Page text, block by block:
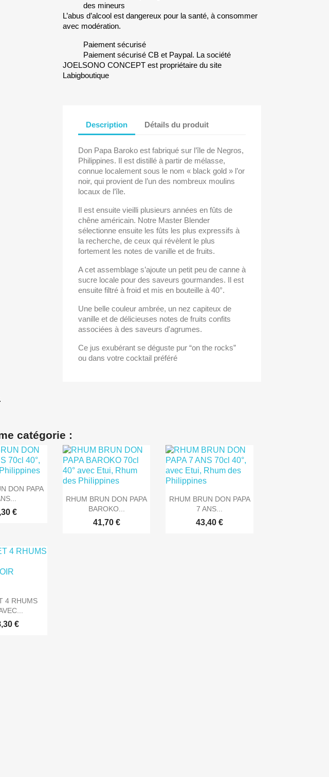
des mineurs
L’abus d’alcool est dangereux pour la santé, à consommer
avec modération.
Paiement sécurisé
Paiement sécurisé CB et Paypal. La société
JOELSONO CONCEPT est propriétaire du site
Labigboutique
Description Détails du produit
Don Papa Baroko est fabriqué sur l’île de Negros,
Philippines. Il est distillé à partir de mélasse,
connue localement sous le nom « black gold » l’or
noir, qui provient de l’un des nombreux moulins
locaux de l’île.
Il est ensuite vieilli plusieurs années en fûts de
chêne américain. Notre Master Blender
sélectionne ensuite les fûts les plus expressifs à
la recherche, de ceux qui révèlent le plus
fortement les notes de vanille et de fruits.
A cet assemblage s’ajoute un petit peu de canne à
sucre locale pour des saveurs gourmandes. Il est
ensuite filtré à froid et mis en bouteille à 40°.
Une belle couleur ambrée, un nez capiteux de
vanille et de délicieuses notes de fruits confits
associées à des saveurs d'agrumes.
Ce jus exubérant se déguste pur “on the rocks”
ou dans votre cocktail préféré
catégorie :
rapide
DON PAPA
€
 Aperçu rapide
RHUM BRUN DON PAPA
BAROKO...
41,70 €
 Aperçu rapide
RHUM BRUN DON PAPA
7 ANS...
43,40 €
rapide
4 RHUMS
€